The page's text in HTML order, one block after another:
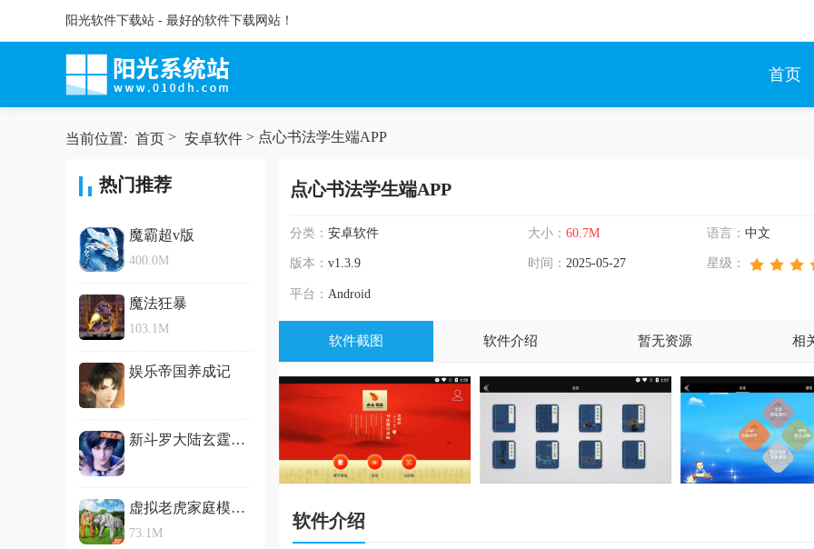
阳光软件下载站 - 最好的软件下载网站！
首页
当前位置: 首页 > 安卓软件 > 点心书法学生端APP
热门推荐
魔霸超v版
400.0M
魔法狂暴
103.1M
娱乐帝国养成记
新斗罗大陆玄霆娱乐版
虚拟老虎家庭模拟器
73.1M
点心书法学生端APP
分类： 安卓软件 大小：60.7M 语言：中文
版本： v1.3.9 时间： 2025-05-27 星级：
平台： Android
软件截图 软件介绍 暂无资源 相
软件介绍